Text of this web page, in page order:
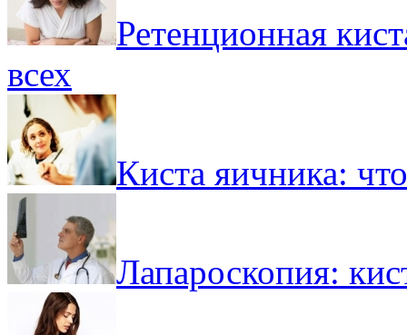
Ретенционная
всех
Киста яичника:
Лапароскопия: